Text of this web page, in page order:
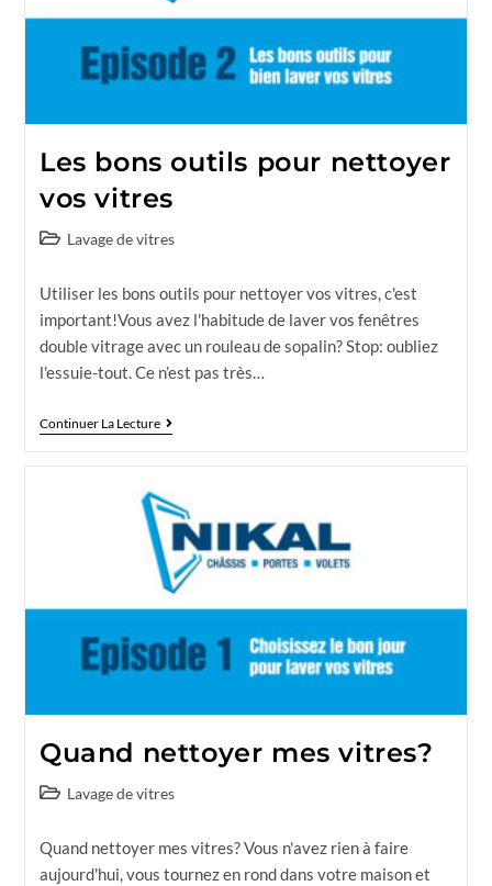
Les bons outils pour nettoyer
vos vitres
Lavage de vitres
Utiliser les bons outils pour nettoyer vos vitres, c'est
important!Vous avez l'habitude de laver vos fenêtres
double vitrage avec un rouleau de sopalin? Stop: oubliez
l'essuie-tout. Ce n’est pas très…
Continuer La Lecture
Quand nettoyer mes vitres?
Lavage de vitres
Quand nettoyer mes vitres? Vous n'avez rien à faire
aujourd'hui, vous tournez en rond dans votre maison et